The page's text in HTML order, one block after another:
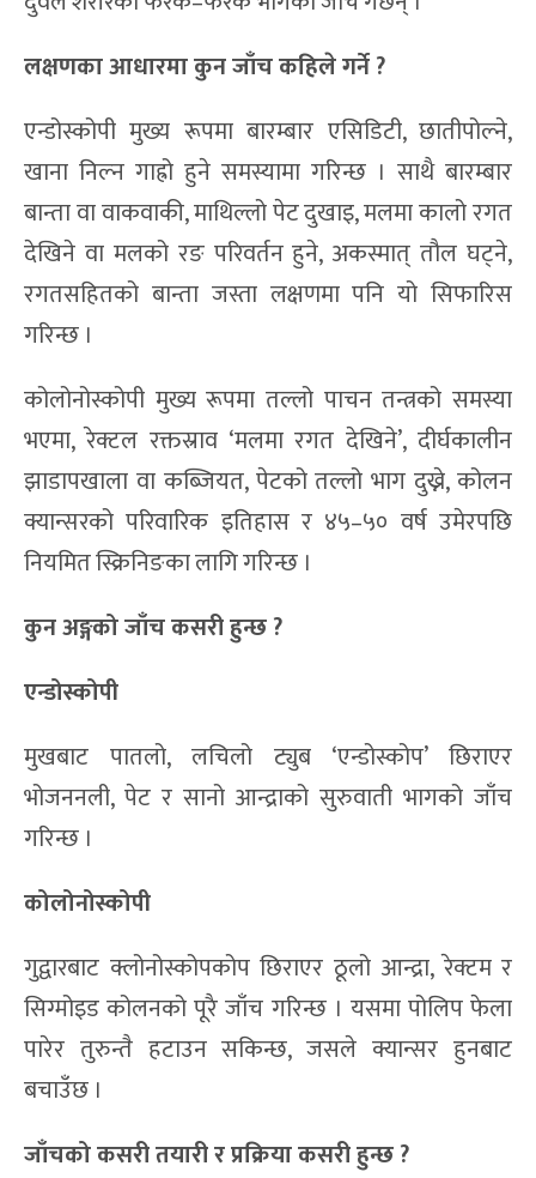
लक्षणका आधारमा कुन जाँच कहिले गर्ने ?
एन्डोस्कोपी मुख्य रूपमा बारम्बार एसिडिटी, छातीपोल्ने,
खाना निल्न गाह्रो हुने समस्यामा गरिन्छ । साथै बारम्बार
बान्ता वा वाकवाकी, माथिल्लो पेट दुखाइ, मलमा कालो रगत
देखिने वा मलको रङ परिवर्तन हुने, अकस्मात् तौल घट्ने,
रगतसहितको बान्ता जस्ता लक्षणमा पनि यो सिफारिस
गरिन्छ ।
कोलोनोस्कोपी मुख्य रूपमा तल्लो पाचन तन्त्रको समस्या
भएमा, रेक्टल रक्तस्राव ‘मलमा रगत देखिने’, दीर्घकालीन
झाडापखाला वा कब्जियत, पेटको तल्लो भाग दुख्ने, कोलन
क्यान्सरको परिवारिक इतिहास र ४५–५० वर्ष उमेरपछि
नियमित स्क्रिनिङका लागि गरिन्छ ।
कुन अङ्गको जाँच कसरी हुन्छ ?
एन्डोस्कोपी
मुखबाट पातलो, लचिलो ट्युब ‘एन्डोस्कोप’ छिराएर
भोजननली, पेट र सानो आन्द्राको सुरुवाती भागको जाँच
गरिन्छ ।
कोलोनोस्कोपी
गुद्वारबाट क्लोनोस्कोपकोप छिराएर ठूलो आन्द्रा, रेक्टम र
सिग्मोइड कोलनको पूरै जाँच गरिन्छ । यसमा पोलिप फेला
पारेर तुरुन्तै हटाउन सकिन्छ, जसले क्यान्सर हुनबाट
बचाउँछ ।
जाँचको कसरी तयारी र प्रक्रिया कसरी हुन्छ ?